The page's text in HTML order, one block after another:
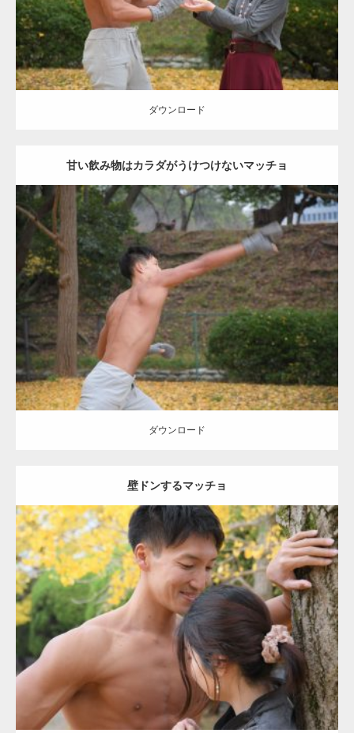
ダウンロード
ダウンロード
甘い飲み物はカラダがうけつけないマッチョ
Update:2021.07.8
Category: 公園のマッチョ その他 AKIHITO(細マッチョ) 背中
ダウンロード
ダウンロード
壁ドンするマッチョ
Update: 2021.07.8
Category:公園のマッチョ その他 AKIHITO(細マッチョ) 大胸筋 肩 腹
筋